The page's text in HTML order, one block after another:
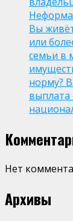
Вы
или
семьи в
норму?
Нет
Архивы